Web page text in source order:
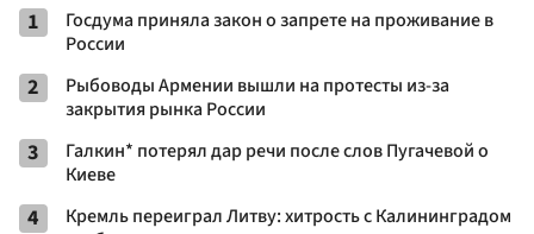
1
Госдума приняла закон о запрете на проживание в
России
2
Рыбоводы Армении вышли на протесты из-за
закрытия рынка России
3
Галкин* потерял дар речи после слов Пугачевой о
Киеве
4
Кремль переиграл Литву: хитрость с Калининградом